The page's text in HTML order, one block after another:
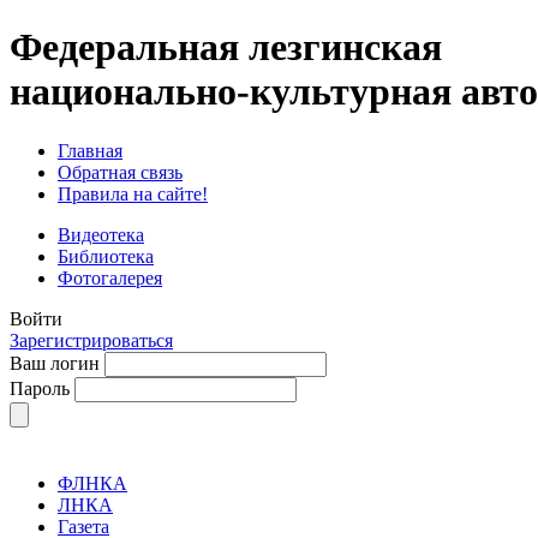
Федеральная лезгинская
национально-культурная
Главная
Обратная связь
Правила на сайте!
Видеотека
Библиотека
Фотогалерея
Войти
Зарегистрироваться
Ваш логин
Пароль
ФЛНКА
ЛНКА
Газета